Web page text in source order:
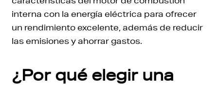
interna con la energía eléctrica para ofrecer
un rendimiento excelente, además de reducir
las emisiones y ahorrar gastos.
¿Por qué elegir una